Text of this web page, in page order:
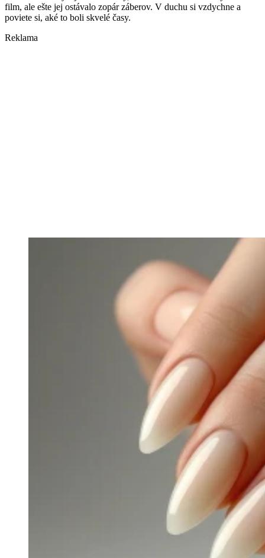
film, ale ešte jej ostávalo zopár záberov. V duchu si vzdychne a
poviete si, aké to boli skvelé časy.
Reklama